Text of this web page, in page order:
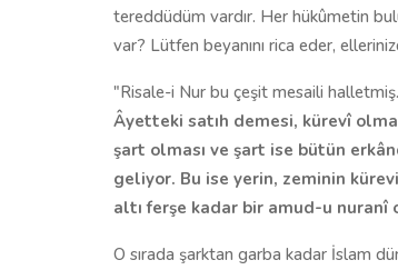
tereddüdüm vardır. Her hükûmetin
var? Lütfen beyanını rica eder,
"Risale-i Nur bu çeşit mesaili
Âyetteki satıh demesi, kürevî
şart olması ve şart ise bütün
geliyor. Bu ise yerin, zeminin
altı ferşe kadar bir amud-u
O sırada şarktan garba kadar İslam